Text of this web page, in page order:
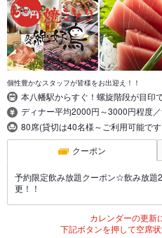
個性豊かなスタッフが皆様をお出迎え！！
本八幡駅からすぐ！螺旋階段が目印
ディナー平均2000円～3000円程度
80席(貸切は40名様～ご利用可能で
クーポン
予約限定飲み放題クーポン☆飲み放
更！！
カレンダーの更新
下記ボタンを押して空席